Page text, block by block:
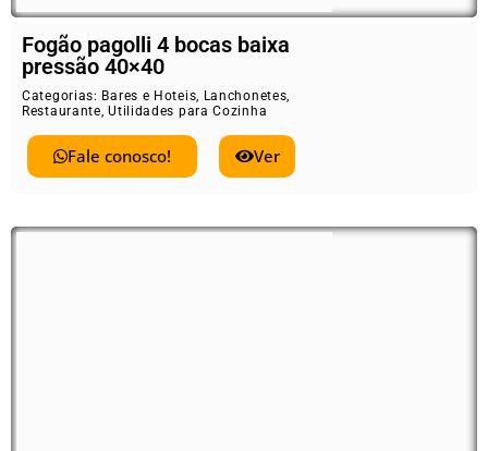
Fogão pagolli 4 bocas baixa
pressão 40×40
Categorias: Bares e Hoteis, Lanchonetes,
Restaurante,Utilidades para Cozinha
Fale conosco! Ver